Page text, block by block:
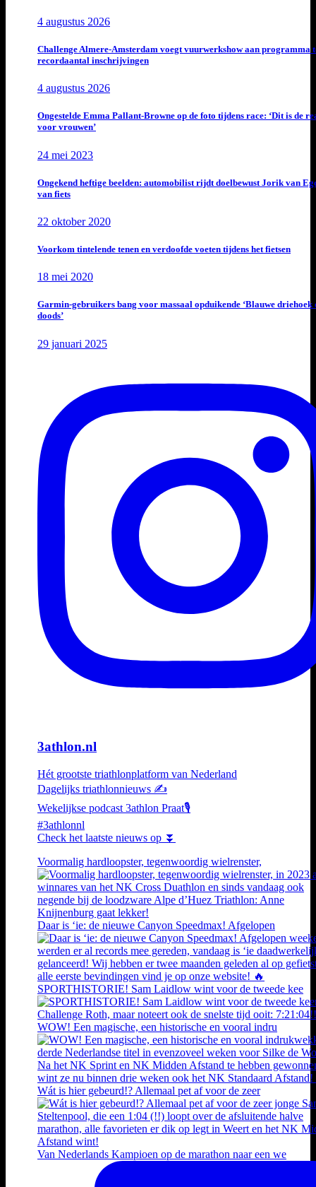
4 augustus 2026
Challenge Almere-Amsterdam voegt vuurwerkshow aan programma
recordaantal inschrijvingen
4 augustus 2026
Ongestelde Emma Pallant-Browne op de foto tijdens race: ‘Dit is de
voor vrouwen’
24 mei 2023
Ongekend heftige beelden: automobilist rijdt doelbewust Jorik van
van fiets
22 oktober 2020
Voorkom tintelende tenen en verdoofde voeten tijdens het fietsen
18 mei 2020
Garmin-gebruikers bang voor massaal opduikende ‘Blauwe driehoek
doods’
29 januari 2025
3athlon.nl
Hét grootste triathlonplatform van Nederland
Dagelijks triathlonnieuws ✍️
Wekelijkse podcast 3athlon Praat🎙️
#3athlonnl
Check het laatste nieuws op ⏬
Voormalig hardloopster, tegenwoordig wielrenster,
Daar is ‘ie: de nieuwe Canyon Speedmax! Afgelopen
SPORTHISTORIE! Sam Laidlow wint voor de tweede kee
WOW! Een magische, een historische en vooral indru
Wát is hier gebeurd!? Allemaal pet af voor de zeer
Van Nederlands Kampioen op de marathon naar een we